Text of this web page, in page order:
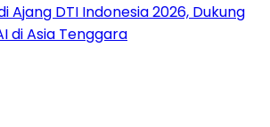
Ajang DTI Indonesia 2026, Dukung
di Asia Tenggara